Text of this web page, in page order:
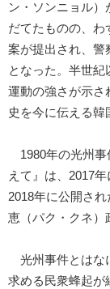
ン・ソンニョル
だてたものの、わ
案が提出され、警
となった。半世
運動の強さが示さ
史を今に伝える韓
1980年の光州事
えて』は、2017
2018年に公開さ
恵（パク・クネ）
光州事件とはな
求める民衆蜂起が